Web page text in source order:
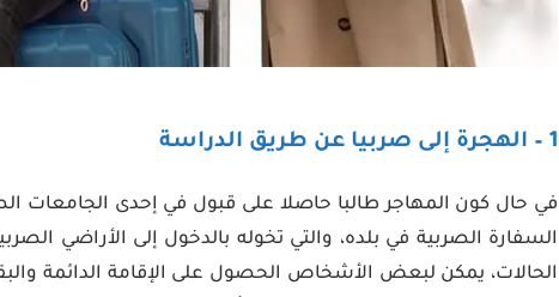
1 – الهجرة إلى صربيا عن طريق الدراسة
في حال كون المهاجر طالبا حاصلا على قبول في إحدى الجامعات
السفارة الصربية في بلده، والتي تخوله بالدخول إلى الأراضي
الحالات، يمكن لبعض الأشخاص الحصول على الإقامة الدائمة